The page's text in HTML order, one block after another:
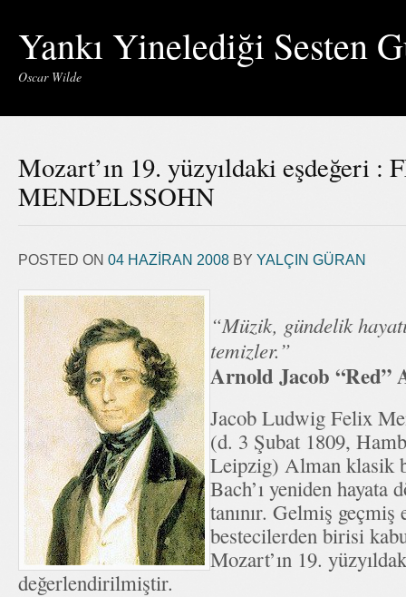
Yankı Yinelediği Sesten
Oscar Wilde
Mozart’ın 19. yüzyıldaki eşdeğeri :
MENDELSSOHN
POSTED ON 04 HAZIRAN 2008 BY YALÇIN GÜRAN
“Müzik, gündelik
temizler.”
Arnold Jacob “Red”
Jacob Ludwig Felix
(d. 3 Şubat 1809,
Leipzig) Alman klasik
Bach’ı yeniden hayata
tanınır. Gelmiş geçmiş
bestecilerden birisi
Mozart’ın 19.
değerlendirilmiştir.